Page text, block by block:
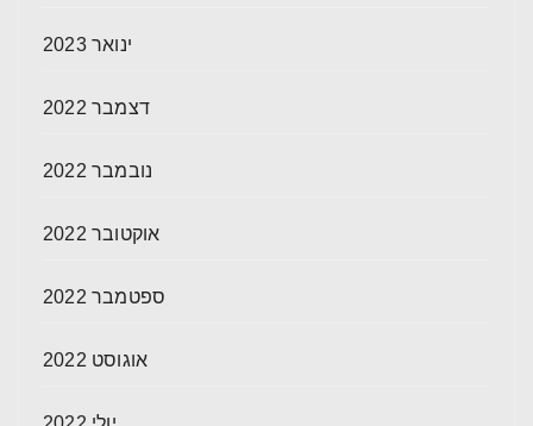
ינואר 2023
דצמבר 2022
נובמבר 2022
אוקטובר 2022
ספטמבר 2022
אוגוסט 2022